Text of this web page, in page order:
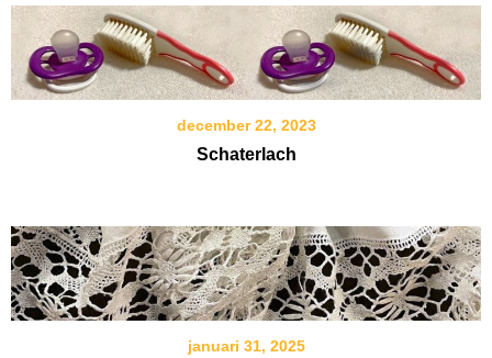
december 22, 2023
Schaterlach
januari 31, 2025